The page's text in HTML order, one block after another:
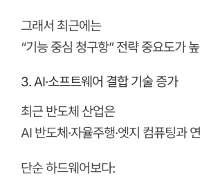
그래서 최근에는
“기능 중심 청구항” 전략 중요도가
3. AI·소프트웨어 결합 기술 증가
최근 반도체 산업은
AI 반도체·자율주행·엣지 컴퓨팅과
단순 하드웨어보다: